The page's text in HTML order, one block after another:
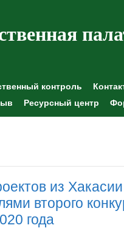
контроль
Ресурсный центр
из
второго
года